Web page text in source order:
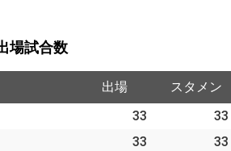
場試合数
出場 スタメン
33 33
33 33